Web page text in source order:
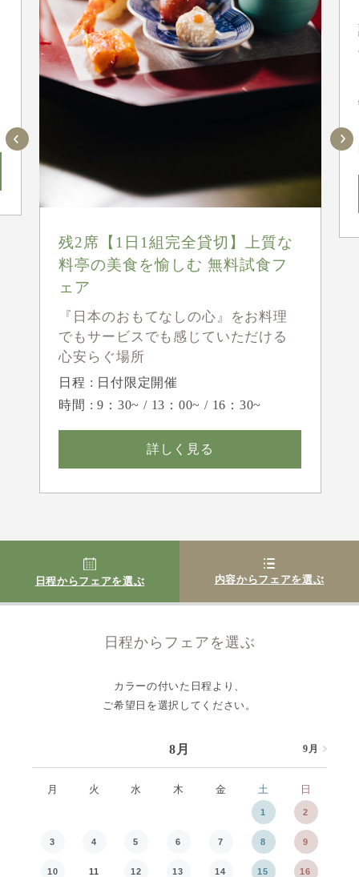
残2席【1日1組完全貸切】上質な
料亭の美食を愉しむ 無料試食フ
ェア
『日本のおもてなしの心』をお料理
でもサービスでも感じていただける
心安らぐ場所
日程 : 日付限定開催
時間 : 9：30~ / 13：00~ / 16：30~
詳しく見る
日程からフェアを選ぶ 内容からフェアを選ぶ
日程からフェアを選ぶ
カラーの付いた日程より、
ご希望日を選択してください。
8月 9月
月 火 水 木 金 土 日
1 2
3 4 5 6 7 8 9
10 11 12 13 14 15 16